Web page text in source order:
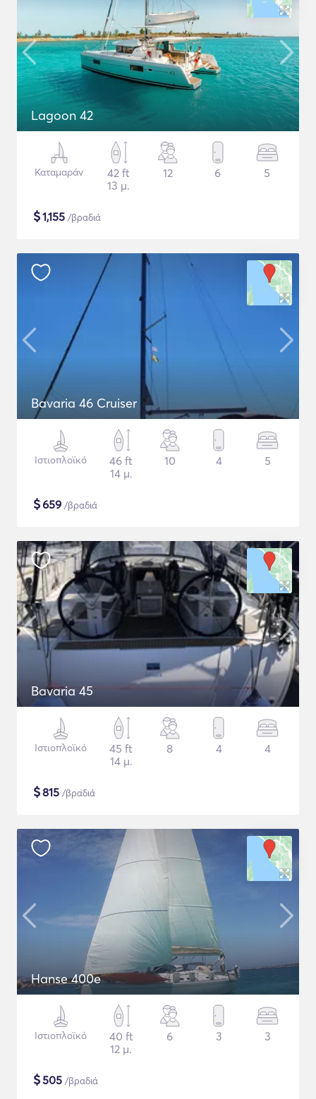
Lagoon 42
Καταμαράν
42 ft
13 μ.
12 6 5
$1,155 /βραδιά
Bavaria 46 Cruiser
Ιστιοπλοϊκό
46 ft
14 μ.
10 4 5
$659 /βραδιά
Bavaria 45
Ιστιοπλοϊκό
45 ft
14 μ.
8 4 4
$815 /βραδιά
Hanse 400e
Ιστιοπλοϊκό
40 ft
12 μ.
6 3 3
$505 /βραδιά